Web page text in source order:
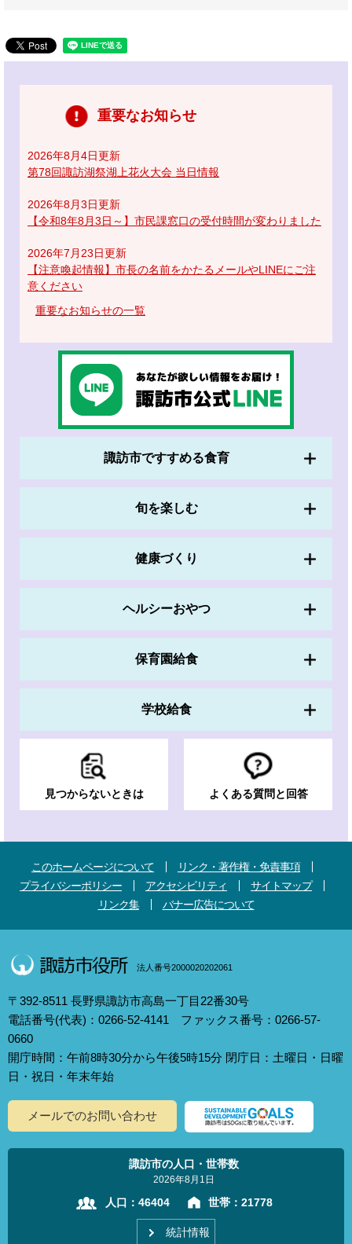
重要なお知らせ
2026年8月4日更新
第78回諏訪湖祭湖上花火大会 当日情報
2026年8月3日更新
【令和8年8月3日～】市民課窓口の受付時間が変わりました
2026年7月23日更新
【注意喚起情報】市長の名前をかたるメールやLINEにご注
意ください
重要なお知らせの一覧
諏訪市ですすめる食育
旬を楽しむ
健康づくり
ヘルシーおやつ
保育園給食
学校給食
見つからないときは よくある質問と回答
このホームページについて
リンク・著作権・免責事項
プライバシーポリシー
アクセシビリティ
サイトマップ
リンク集
バナー広告について
法人番号2000020202061
〒392-8511 長野県諏訪市高島一丁目22番30号
電話番号(代表)：0266-52-4141 ファックス番号：0266-57-
0660
開庁時間：午前8時30分から午後5時15分 閉庁日：土曜日・日曜
日・祝日・年末年始
メールでのお問い合わせ
諏訪市の人口・世帯数
2026年8月1日
人口： 46404 世帯： 21778
統計情報